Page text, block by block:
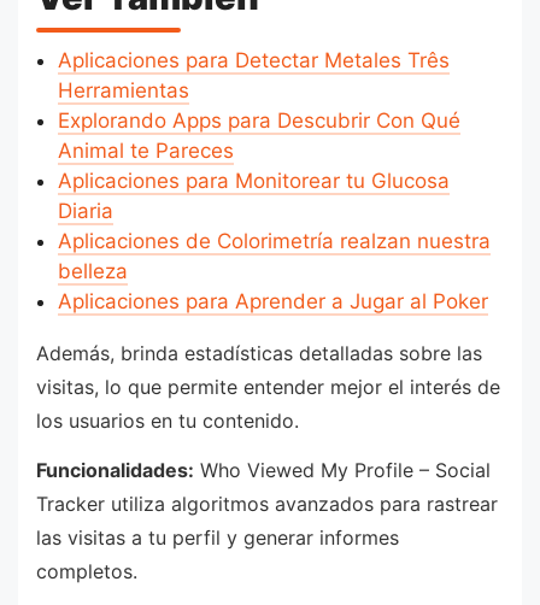
Aplicaciones para Detectar Metales Três
Herramientas
Explorando Apps para Descubrir Con Qué
Animal te Pareces
Aplicaciones para Monitorear tu Glucosa
Diaria
Aplicaciones de Colorimetría realzan nuestra
belleza
Aplicaciones para Aprender a Jugar al Poker
Además, brinda estadísticas detalladas sobre las
visitas, lo que permite entender mejor el interés de
los usuarios en tu contenido.
Funcionalidades: Who Viewed My Profile – Social
Tracker utiliza algoritmos avanzados para rastrear
las visitas a tu perfil y generar informes
completos.